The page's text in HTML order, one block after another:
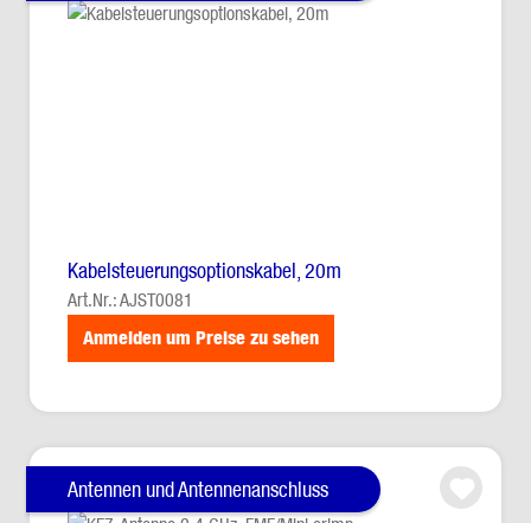
Kabelsteuerungsoptionskabel, 20m
Art.Nr.: AJST0081
Anmelden um Preise zu sehen
Antennen und Antennenanschluss